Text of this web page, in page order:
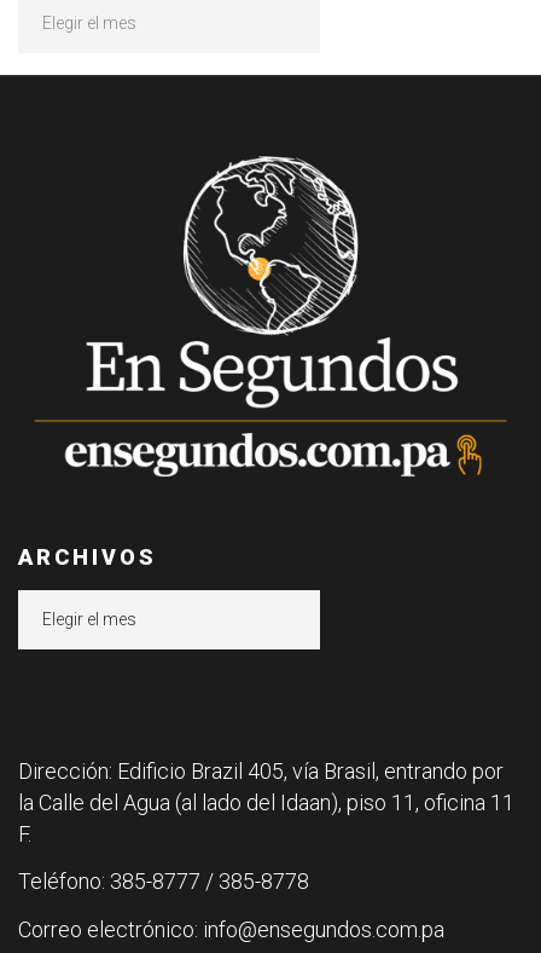
ARCHIVOS
Dirección: Edificio Brazil 405, vía Brasil, entrando por
la Calle del Agua (al lado del Idaan), piso 11, oficina 11
F.
Teléfono: 385-8777 / 385-8778
Correo electrónico: info@ensegundos.com.pa